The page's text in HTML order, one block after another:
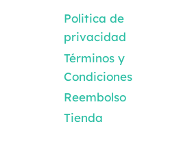
Politica de
privacidad
Términos y
Condiciones
Reembolso
Tienda